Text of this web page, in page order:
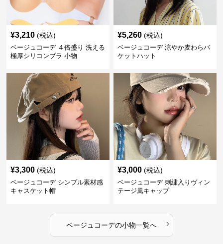
¥3,210 (税込)
ベージュコーデ ４倍盛り 洗える
極厚シリコンブラ 小物
¥5,260 (税込)
ベージュコーデ 涼やか麦わらバ
ケットハット
¥3,300 (税込)
ベージュコーデ シンプル素材感
キャスケット帽
¥3,000 (税込)
ベージュコーデ 刺繍入りヴィン
テージ風キャップ
ベージュコーデの小物一覧へ ›